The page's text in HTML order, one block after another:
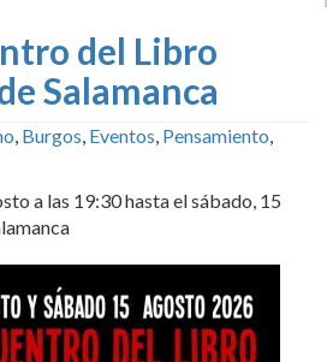
del Libro
Salamanca
, Burgos, Eventos, Pensamiento,
a las 19:30 hasta el sábado, 15